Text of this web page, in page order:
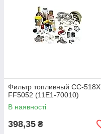
Фильтр топливный CC-518X
FF5052 (11E1-70010)
В наявності
398,35 ₴